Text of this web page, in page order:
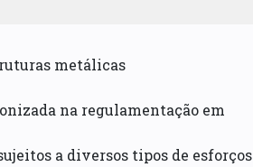
metálicas
na regulamentação em
a diversos tipos de esforços